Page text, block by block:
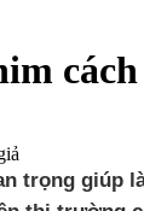
trọng giúp